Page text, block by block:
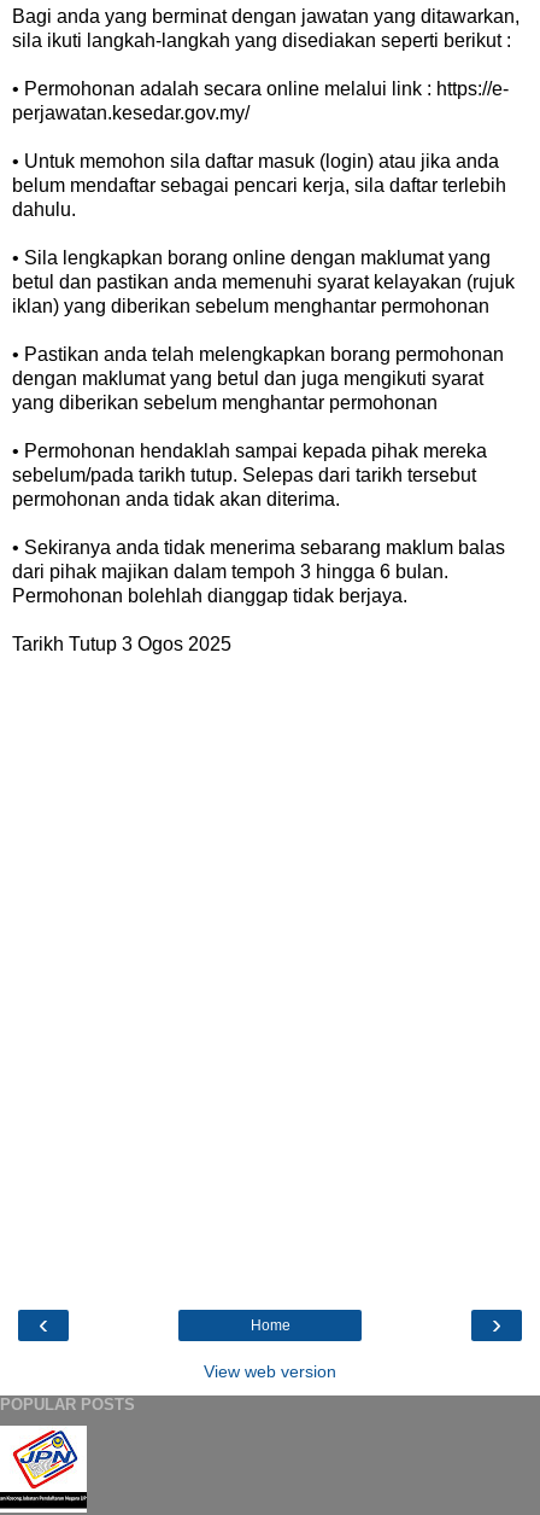
Bagi anda yang berminat dengan jawatan yang ditawarkan,
sila ikuti langkah-langkah yang disediakan seperti berikut :
• Permohonan adalah secara online melalui link : https://e-
perjawatan.kesedar.gov.my/
• Untuk memohon sila daftar masuk (login) atau jika anda
belum mendaftar sebagai pencari kerja, sila daftar terlebih
dahulu.
• Sila lengkapkan borang online dengan maklumat yang
betul dan pastikan anda memenuhi syarat kelayakan (rujuk
iklan) yang diberikan sebelum menghantar permohonan
• Pastikan anda telah melengkapkan borang permohonan
dengan maklumat yang betul dan juga mengikuti syarat
yang diberikan sebelum menghantar permohonan
• Permohonan hendaklah sampai kepada pihak mereka
sebelum/pada tarikh tutup. Selepas dari tarikh tersebut
permohonan anda tidak akan diterima.
• Sekiranya anda tidak menerima sebarang maklum balas
dari pihak majikan dalam tempoh 3 hingga 6 bulan.
Permohonan bolehlah dianggap tidak berjaya.
Tarikh Tutup 3 Ogos 2025
‹ ›
Home
View web version
POPULAR POSTS